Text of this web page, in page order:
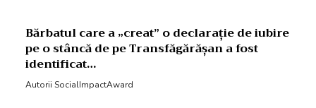
Bărbatul care a „creat” o declarație de iubire
pe o stâncă de pe Transfăgărășan a fost
identificat…
Autorii SocialImpactAward